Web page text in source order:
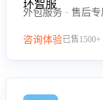
外包服务 · 售后
咨询体验已售1500+